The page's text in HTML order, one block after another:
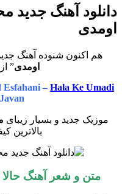
دانلود آهنگ جدید
اومدی
هم اکنون شنوده آهنگ
اومدی”
Esfahani – Hala Ke Umadi
موزیک جدید و بسیار زیبای
بالاترین
متن و شعر آهنگ